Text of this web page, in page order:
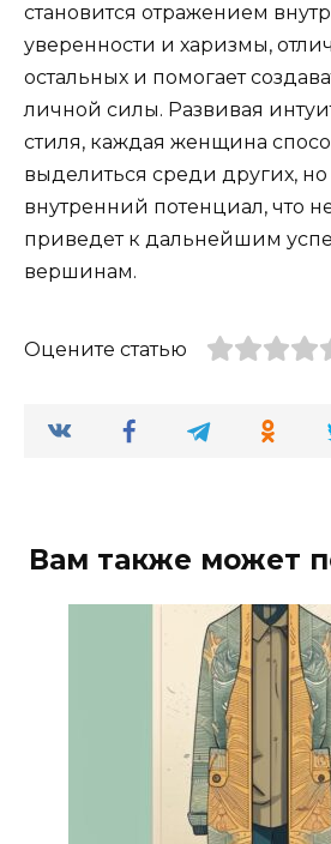
становится отражением
уверенности и харизмы,
остальных и помогает
личной силы. Развивая
стиля, каждая женщина
выделиться среди других,
внутренний потенциал, что
приведет к дальнейшим
вершинам.
Оцените статью
Вам также может